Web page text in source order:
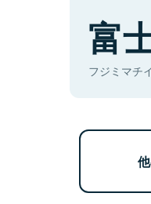
富
フジミマチ